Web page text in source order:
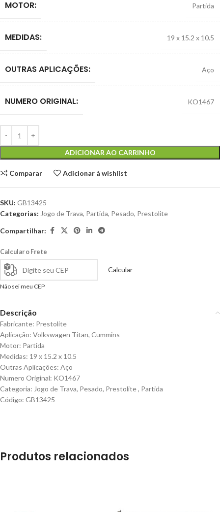
MOTOR: Partida
MEDIDAS: 19 x 15.2 x 10.5
OUTRAS APLICAÇÕES: Aço
NUMERO ORIGINAL: KO1467
ADICIONAR AO CARRINHO
Comparar Adicionar à wishlist
SKU: GB13425
Categorias: Jogo de Trava, Partida, Pesado, Prestolite
Compartilhar:
Calcular o Frete
Calcular
Não sei meu CEP
Descrição
Fabricante: Prestolite
Aplicação: Volkswagen Titan, Cummins
Motor: Partida
Medidas: 19 x 15.2 x 10.5
Outras Aplicações: Aço
Numero Original: KO1467
Categoria: Jogo de Trava, Pesado, Prestolite , Partida
Código: GB13425
Produtos relacionados